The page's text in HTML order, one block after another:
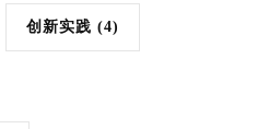
创新实践 (4)